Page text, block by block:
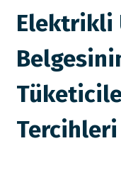
Elektrikli
Tercihleri